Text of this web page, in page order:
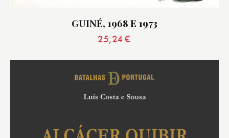
GUINÉ, 1968 E 1973
25,24 €